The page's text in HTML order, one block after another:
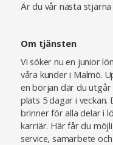
Är du vår nästa stjärna
Om tjänsten
Vi söker nu en junior
våra kunder i Malmö.
en början där du
plats 5 dagar i veckan.
brinner för alla delar i
karriär. Här får du
service, samarbete